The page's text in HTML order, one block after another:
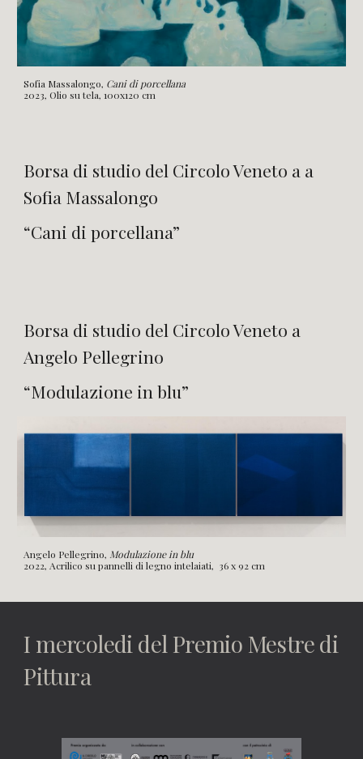
Sofia Massalongo, Cani di porcellana
2023, Olio su tela, 100x120 cm
Borsa di studio del Circolo Veneto a a
Sofia Massalongo
“Cani di porcellana”
Borsa di studio del Circolo Veneto a
Angelo Pellegrino
“Modulazione in blu”
Angelo Pellegrino, Modulazione in blu
2022, Acrilico su pannelli di legno intelaiati, 36 x 92 cm
I mercoledi del Premio Mestre di
Pittura